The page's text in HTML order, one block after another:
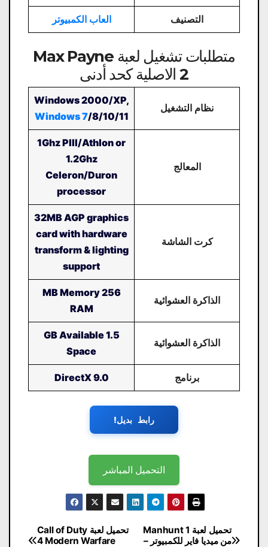
التصنيف العاب الكمبيوتر
متطلبات تشغيل لعبة Max Payne
2 الاصلية كحد أدنى
نظام التشغيل
Windows 2000/XP,
Windows 7/8/10/11
المعالج
1Ghz PIII/Athlon or
1.2Ghz
Celeron/Duron
processor
كرت الشاشة
32MB AGP graphics
card with hardware
transform & lighting
support
الذاكرة العشوائية
256 MB Memory
RAM
الذاكرة العشوائية
1.5 GB Available
Space
برنامج DirectX 9.0
رابط بديل!
التحميل المباشر
تصفّح
تحميل لعبة Call of Duty
4 Modern Warfare
تحميل لعبة Manhunt 1
من ميديا فاير للكمبيوتر –